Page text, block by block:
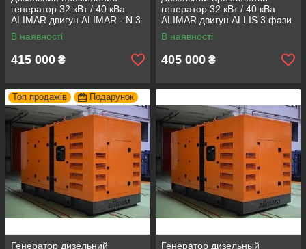
генератор 32 кВт / 40 кВа
ALIMAR двигун ALIMAR - N 3
фази 50Гц
В наявності
415 000 ₴
генератор 32 кВт / 40 кВа
ALIMAR двигун ALLIS 3 фази
50Гц
В наявності
405 000 ₴
Топ продажів Подарунок
Генератор дизельний
Генератор дизельный